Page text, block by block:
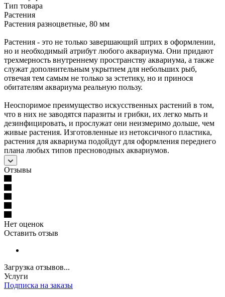
Тип товара
Растения
Растения разноцветные, 80 мм
Растения - это не только завершающий штрих в оформлении,
но и необходимый атрибут любого аквариума. Они придают
трехмерность внутреннему пространству аквариума, а также
служат дополнительным укрытием для небольших рыб,
отвечая тем самым не только за эстетику, но и принося
обитателям аквариума реальную пользу.
Неоспоримое преимущество искусственных растений в том,
что в них не заводятся паразиты и грибки, их легко мыть и
дезинфицировать, и прослужат они неизмеримо дольше, чем
живые растения. Изготовленные из нетоксичного пластика,
растения для аквариума подойдут для оформления переднего
плана любых типов пресноводных аквариумов.
Отзывы
Нет оценок
Оставить отзыв
Загрузка отзывов...
Услуги
Подписка на заказы